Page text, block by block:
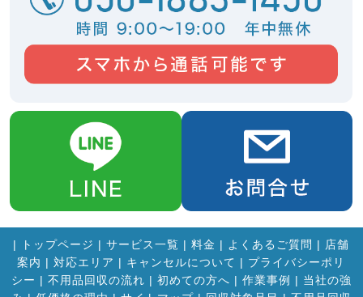
| トップページ | サービス一覧 | 料金 | よくあるご質問 | 店舗
案内 | 対応エリア | キャンセルについて | プライバシーポリ
シー | 不用品回収の流れ | 初めての方へ | 作業事例 | 当社の強